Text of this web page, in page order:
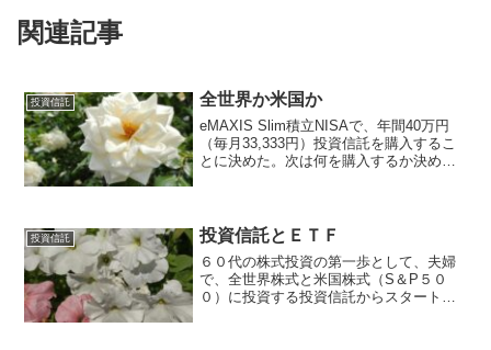
関連記事
投資信託 全世界か米国か
eMAXIS Slim積立NISAで、年間40万円
（毎月33,333円）投資信託を購入するこ
とに決めた。次は何を購入するか決めな
投資信託 投資信託とＥＴＦ
６０代の株式投資の第一歩として、夫婦
で、全世界株式と米国株式（S＆P５０
０）に投資する投資信託からスタートし